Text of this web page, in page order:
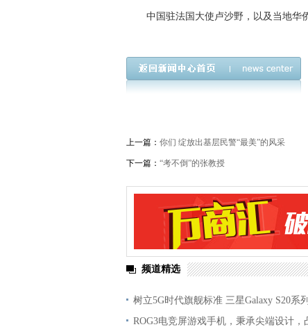
中国驻法国大使卢沙野，以及当地华侨
上一篇： 你们 绽放出基层民警“最美”的风采
下一篇： “考不倒”的张教授
频道精选
树立5G时代旗舰标准 三星Galaxy S20系
ROG3电竞屏游戏手机，秉承尖端设计，